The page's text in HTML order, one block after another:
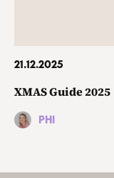
21.12.2025
XMAS Guide 2025
PHI